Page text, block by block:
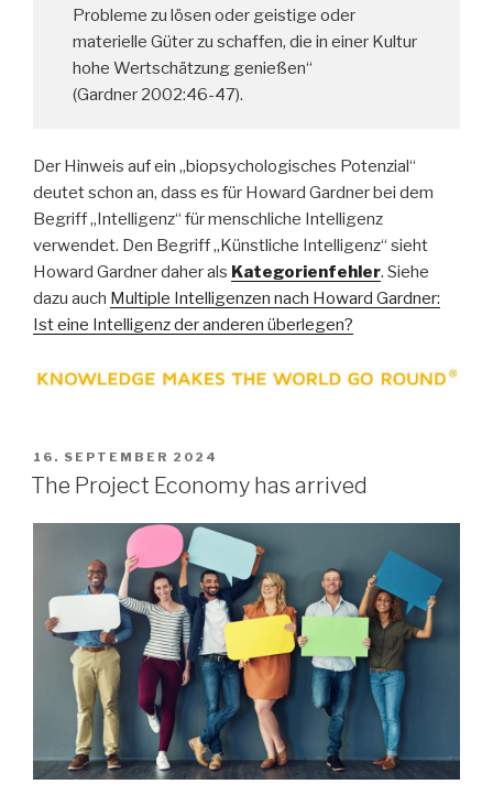
Probleme zu lösen oder geistige oder
materielle Güter zu schaffen, die in einer Kultur
hohe Wertschätzung genießen“
(Gardner 2002:46-47).
Der Hinweis auf ein „biopsychologisches Potenzial“
deutet schon an, dass es für Howard Gardner bei dem
Begriff „Intelligenz“ für menschliche Intelligenz
verwendet. Den Begriff „Künstliche Intelligenz“ sieht
Howard Gardner daher als Kategorienfehler. Siehe
dazu auch Multiple Intelligenzen nach Howard Gardner:
Ist eine Intelligenz der anderen überlegen?
VERÖFFENTLICHT
AM
16. SEPTEMBER 2024
The Project Economy has arrived